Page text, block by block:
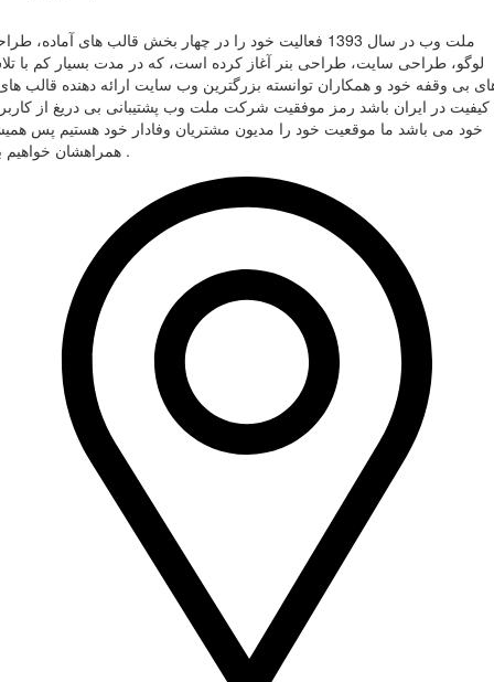
ملت وب در سال 1393 فعالیت خود را در چهار بخش قالب های آماده،
لوگو، طراحی سایت، طراحی بنر آغاز کرده است، که در مدت بسیار کم با
بی وقفه خود و همکاران توانسته بزرگترین وب سایت ارائه دهنده قالب
کیفیت در ایران باشد رمز موفقیت شرکت ملت وب پشتیبانی بی دریغ از
خود می باشد ما موقعیت خود را مدیون مشتریان وفادار خود هستیم پس
همراهشان خواهیم بود .